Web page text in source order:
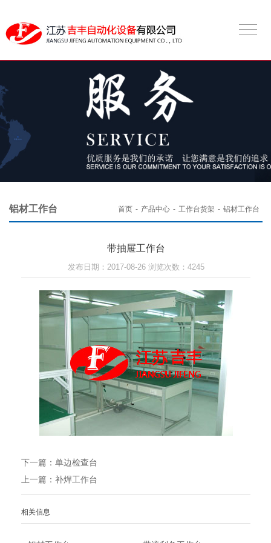
首页 - 产品中心 - 工作台货架 - 铝材工作台
铝材工作台
带抽屉工作台
发布日期：2017-08-26 浏览次数：4245
下一篇： 单边检查台
上一篇： 补焊工作台
相关信息